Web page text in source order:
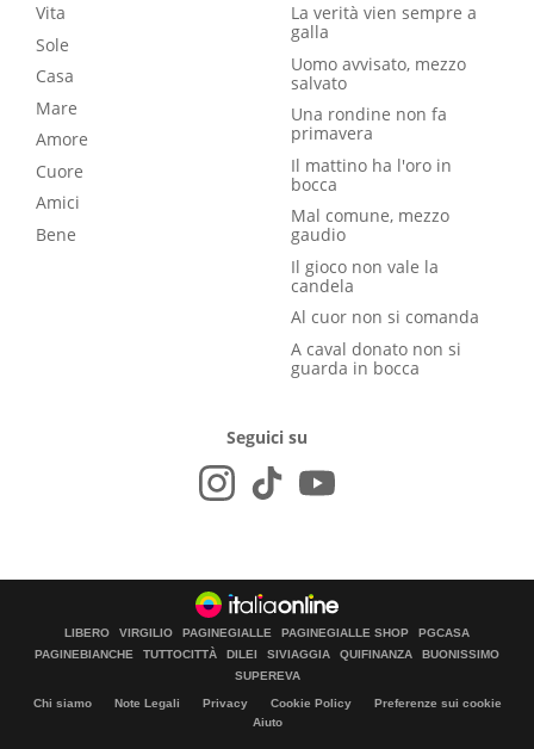
Vita
Sole
Casa
Mare
Amore
Cuore
Amici
Bene
La verità vien sempre a
galla
Uomo avvisato, mezzo
salvato
Una rondine non fa
primavera
Il mattino ha l'oro in
bocca
Mal comune, mezzo
gaudio
Il gioco non vale la
candela
Al cuor non si comanda
A caval donato non si
guarda in bocca
Seguici su
LIBERO VIRGILIO PAGINEGIALLE PAGINEGIALLE SHOP
PGCASA
PAGINEBIANCHE
TUTTOCITTÀ DILEI SIVIAGGIA QUIFINANZA
BUONISSIMO
SUPEREVA
Chi siamo Note Legali Privacy Cookie Policy
Preferenze sui cookie
Aiuto